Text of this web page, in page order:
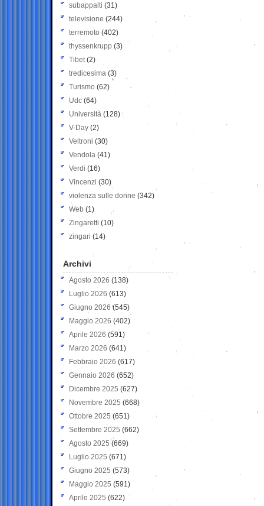
subappalti (31)
televisione(244)
terremoto (402)
thyssenkrupp (3)
Tibet(2)
tredicesima (3)
Turismo (62)
Udc (64)
Università (128)
V-Day (2)
Veltroni (30)
Vendola (41)
Verdi (16)
Vincenzi (30)
violenza sulle donne (342)
Web (1)
Zingaretti (10)
zingari (14)
Archivi
Agosto 2026 (138)
Luglio 2026 (613)
Giugno 2026 (545)
Maggio 2026 (402)
Aprile 2026 (591)
Marzo 2026 (641)
Febbraio 2026 (617)
Gennaio 2026 (652)
Dicembre 2025 (627)
Novembre 2025 (668)
Ottobre 2025 (651)
Settembre 2025 (662)
Agosto 2025 (669)
Luglio 2025 (671)
Giugno 2025 (573)
Maggio 2025 (591)
Aprile 2025 (622)